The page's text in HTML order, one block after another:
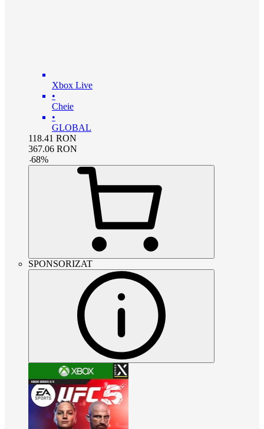
Xbox Live
•
Cheie
•
GLOBAL
118.41 RON
367.06 RON
-68%
SPONSORIZAT